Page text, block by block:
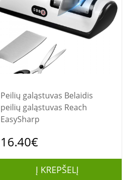
Peilių galąstuvas Belaidis
peilių galąstuvas Reach
EasySharp
16.40€
Į KREPŠELĮ